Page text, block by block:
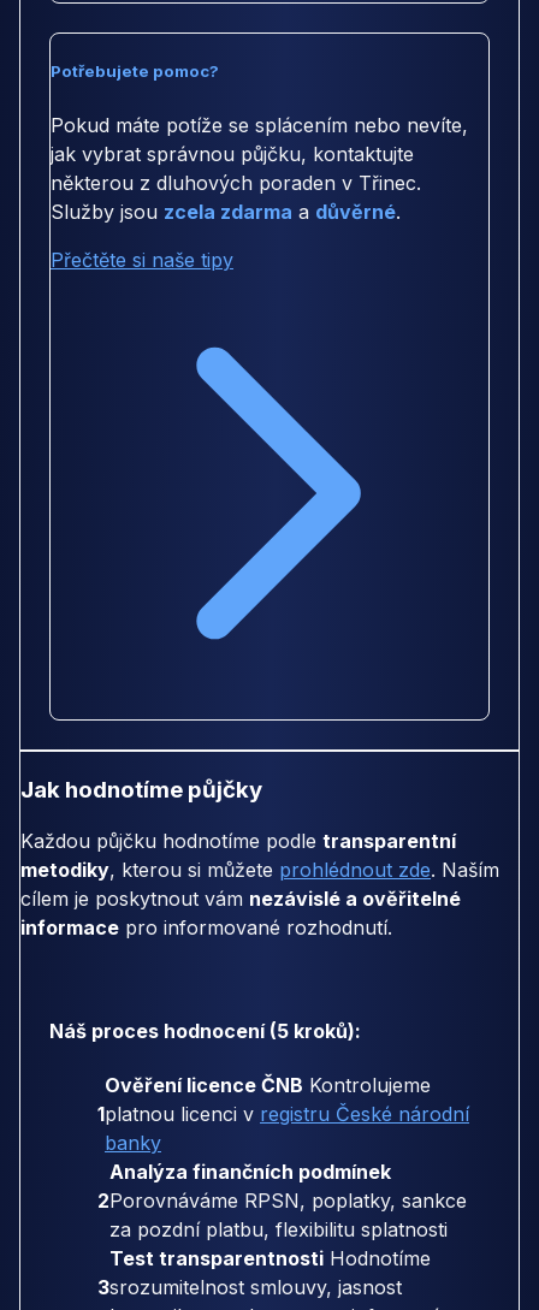
Potřebujete pomoc?
Pokud máte potíže se splácením nebo nevíte,
jak vybrat správnou půjčku, kontaktujte
některou z dluhových poraden v Třinec.
Služby jsou zcela zdarma a důvěrné.
Přečtěte si naše tipy
Jak hodnotíme půjčky
Každou půjčku hodnotíme podle transparentní
metodiky, kterou si můžete prohlédnout zde. Naším
cílem je poskytnout vám nezávislé a ověřitelné
informace pro informované rozhodnutí.
Náš proces hodnocení (5 kroků):
1
Ověření licence ČNB Kontrolujeme
platnou licenci v registru České národní
banky
2
Analýza finančních podmínek
Porovnáváme RPSN, poplatky, sankce
za pozdní platbu, flexibilitu splatnosti
3
Test transparentnosti Hodnotíme
srozumitelnost smlouvy, jasnost